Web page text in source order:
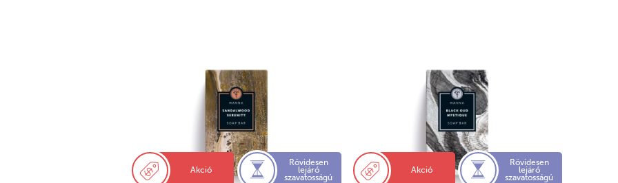
Akció
Rövidesen
lejáró
szavatosságú
Akció
Rövidesen
lejáró
szavatosságú